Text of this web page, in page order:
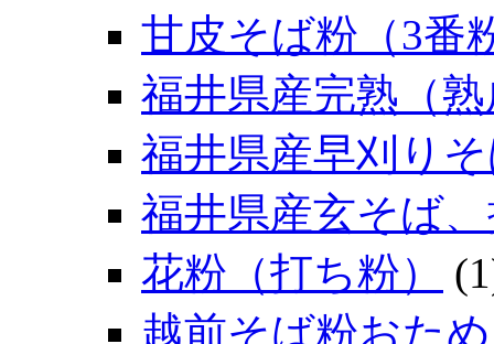
甘皮そば粉（3番
福井県産完熟（
福井県産早刈り
福井県産玄そば
花粉（打ち粉）
越前そば粉おた